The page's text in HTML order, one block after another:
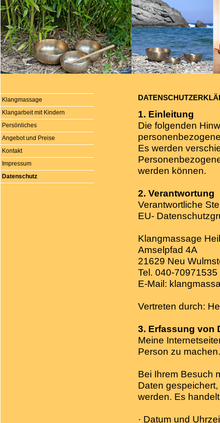
Klangmassage
Klangarbeit mit Kindern
Persönliches
Angebot und Preise
Kontakt
Impressum
Datenschutz
1. Einleitung
Die folgenden
Es werden
werden können.
2. Verantwortung
Verantwortliche
EU-
Klangmassage
Amselpfad 4A
21629 Neu
Tel. 040-70971535
E-Mail:
Vertreten durch:
3. Erfassung von
Meine
Person zu machen.
Bei Ihrem Besuch
Daten
werden. Es
· Datum und